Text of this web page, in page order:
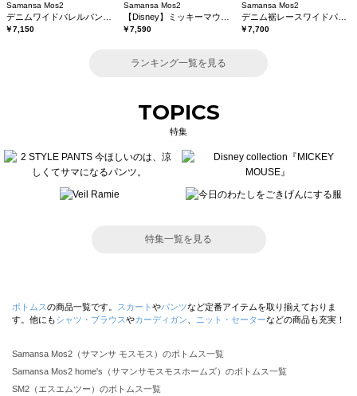
Samansa Mos2
￥7,150
Samansa Mos2
￥7,590
Samansa Mos2
デニム裾レースワイドパンツ
￥7,700
ランキング一覧を見る
TOPICS
特集
特集一覧を見る
ボトムスの商品一覧です。 スカート やパンツなど定番アイテムを取り揃えておりま
す。他にもシャツ・ブラウスやカーディガン ニット・セーターなどの商品も充実！
Samansa Mos2（サマンサ モスモス）のボトムス一覧
Samansa Mos2 home's（サマンサモスモスホームズ）のボトムス一覧
SM2（エスエムツー）のボトムス一覧